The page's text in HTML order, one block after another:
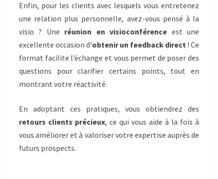
Enfin, pour les clients avec lesquels vous entretenez
une relation plus personnelle, avez-vous pensé à la
visio ? Une réunion en visioconférence est une
excellente occasion d’obtenir un feedback direct ! Ce
format facilite l’échange et vous permet de poser des
questions pour clarifier certains points, tout en
montrant votre réactivité.
En adoptant ces pratiques, vous obtiendrez des
retours clients précieux, ce qui vous aide à la fois à
vous améliorer et à valoriser votre expertise auprès de
futurs prospects.